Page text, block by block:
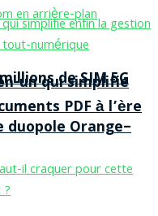
de SIM 5G
Orange–
un qui simplifie
PDF à l’ère